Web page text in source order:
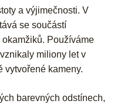
a výjimečnosti. V
se součástí
Používáme
miliony let v
vytvořené kameny.
barevných odstínech,